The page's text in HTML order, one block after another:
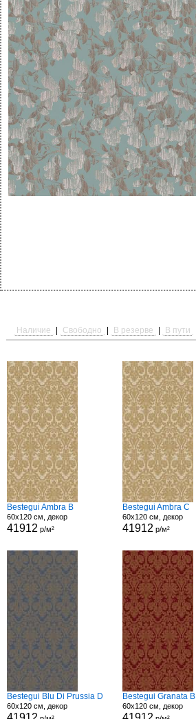
Наличие Свободно В резерве В пути
Bestegui Ambra B
60x120 см, декор
41912 р/м²
Bestegui Ambra C
60x120 см, декор
41912 р/м²
Bestegui Blu Di Prussia D
60x120 см, декор
Bestegui Granata B
60x120 см, декор